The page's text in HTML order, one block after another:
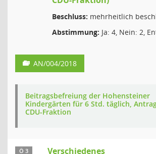
Beschluss: mehrheitlich
Abstimmung: Ja: 4, Nein: 2,
AN/004/2018
Beitragsbefreiung der Hohensteiner
Kindergärten für 6 Std. täglich,
CDU-Fraktion
Ö 3 Verschiedenes